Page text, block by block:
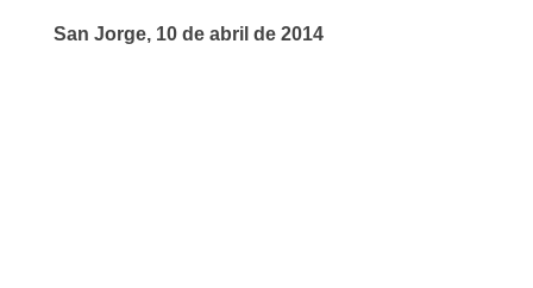
San Jorge, 10 de abril de 2014